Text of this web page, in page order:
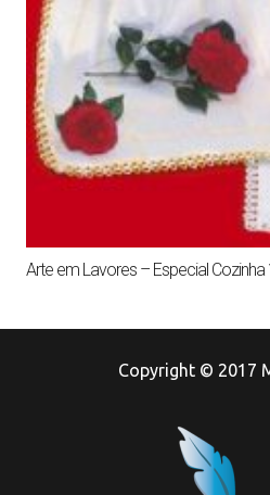
Arte em Lavores – Especial Cozinha
Copyright © 2017